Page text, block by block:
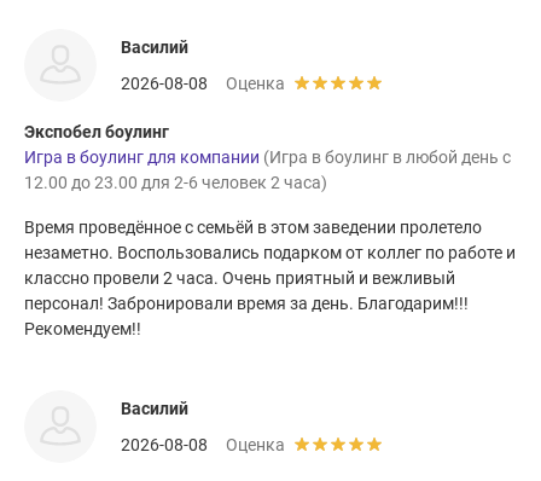
Василий
2026-08-08
Оценка
Экспобел боулинг
Игра в боулинг для компании (Игра в боулинг в любой день с
12.00 до 23.00 для 2-6 человек 2 часа)
Время проведённое с семьёй в этом заведении пролетело
незаметно. Воспользовались подарком от коллег по работе и
классно провели 2 часа. Очень приятный и вежливый
персонал! Забронировали время за день. Благодарим!!!
Рекомендуем!!
Василий
2026-08-08
Оценка